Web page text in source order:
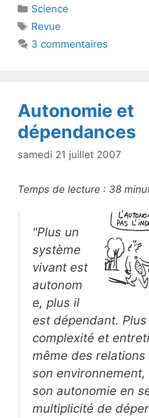
er e
o
Catégories
Science
Étiquettes
Revue
3 commentaires
Autonomie et
dépendances
samedi 21 juillet 2007
Temps de lecture : 38
"Plus un
système
vivant est
autonom
e, plus il
est dépendant.
complexité et
même des
son
son autonomie en
multiplicité de